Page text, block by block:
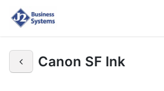
Canon SF Ink